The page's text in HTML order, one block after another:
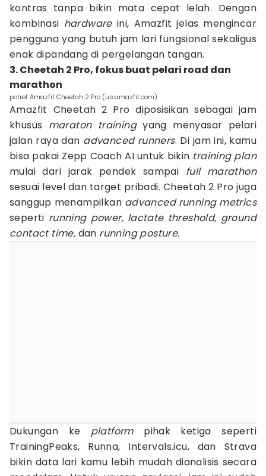
kontras tanpa bikin mata cepat lelah. Dengan
kombinasi hardwareini, Amazfit jelas mengincar
pengguna yang butuh jam lari fungsional sekaligus
enak dipandang di pergelangan tangan.
3. Cheetah 2 Pro, fokus buat pelari road dan
marathon
potret Amazfit Cheetah 2 Pro (us.amazfit.com)
Amazfit Cheetah 2 Pro diposisikan sebagai jam
khusus maraton trainingyang menyasar pelari
jalan raya dan advanced runners. Di jam ini, kamu
bisa pakai Zepp Coach AI untuk bikin training plan
mulai dari jarak pendek sampai full marathon
sesuai level dan target pribadi. Cheetah 2 Pro juga
sanggup menampilkan advanced running metrics
seperti running power, lactate threshold, ground
contact time, dan running posture.
Dukungan ke platformpihak ketiga seperti
TrainingPeaks, Runna, Intervals.icu, dan Strava
bikin data lari kamu lebih mudah dianalisis secara